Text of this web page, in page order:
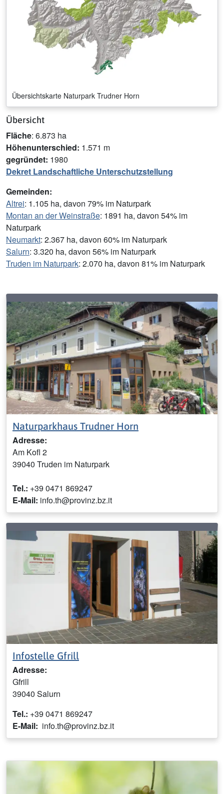
Übersichtskarte Naturpark Trudner Horn
Übersicht
Fläche: 6.873 ha
Höhenunterschied: 1.571 m
gegründet: 1980
Dekret Landschaftliche Unterschutzstellung
Gemeinden:
Altrei: 1.105 ha, davon 79% im Naturpark
Montan an der Weinstraße: 1891 ha, davon 54% im
Naturpark
Neumarkt: 2.367 ha, davon 60% im Naturpark
Salurn: 3.320 ha, davon 56% im Naturpark
Truden im Naturpark: 2.070 ha, davon 81% im Naturpark
Naturparkhaus Trudner Horn
Adresse:
Am Kofl 2
39040 Truden im Naturpark
Tel.: +39 0471 869247
E-Mail: info.th@provinz.bz.it
Infostelle Gfrill
Adresse:
Gfrill
39040 Salurn
Tel.: +39 0471 869247
E-Mail: info.th@provinz.bz.it